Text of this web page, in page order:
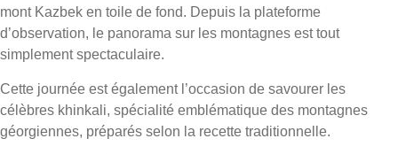
mont Kazbek en toile de fond. Depuis la plateforme
d’observation, le panorama sur les montagnes est tout
simplement spectaculaire.
Cette journée est également l’occasion de savourer les
célèbres khinkali, spécialité emblématique des montagnes
géorgiennes, préparés selon la recette traditionnelle.